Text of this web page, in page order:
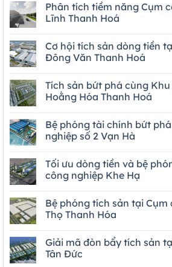
Phân tích tiềm năng Cụm
Lĩnh Thanh Hoá
Cơ hội tích sản dòng tiền
Đông Văn Thanh Hoá
Tích sản bứt phá cùng
Hoằng Hóa Thanh Hoá
Bệ phóng tài chính bứt
nghiệp số 2 Vạn Hà
Tối ưu dòng tiền và bệ
công nghiệp Khe Hạ
Bệ phóng tích sản tại Cụm
Thọ Thanh Hóa
Giải mã đòn bẩy tích sản
Tân Đức